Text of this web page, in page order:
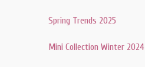
Spring Trends 2025
Mini Collection Winter 2024